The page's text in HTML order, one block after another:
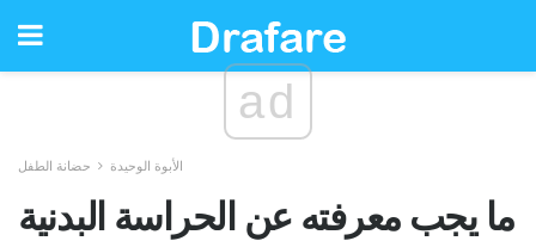
ad
الأبوة الوحيدة حضانة الطفل
ما يجب معرفته عن الحراسة البدنية